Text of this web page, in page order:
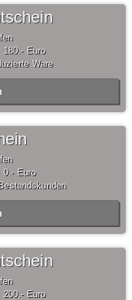
180,- Euro
Ware
0,- Euro
200,- Euro